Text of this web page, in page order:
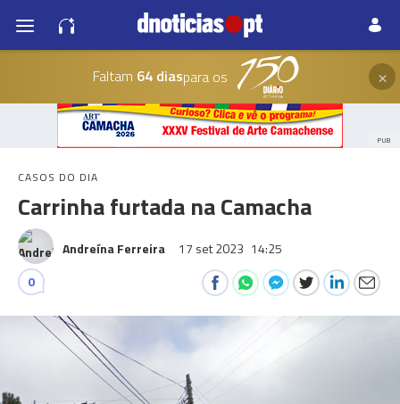
Faltam 64 diaspara os ×
PUB
CASOS DO DIA
Carrinha furtada na Camacha
Andreína Ferreira 17 set 2023 14:25
0